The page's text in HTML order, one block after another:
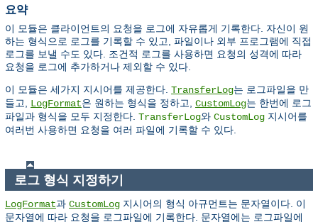
요약
이 모듈은 클라이언트의 요청을 로그에 자유롭게 기록한다. 자신이 원
하는 형식으로 로그를 기록할 수 있고, 파일이나 외부 프로그램에 직접
로그를 보낼 수도 있다. 조건적 로그를 사용하면 요청의 성격에 따라
요청을 로그에 추가하거나 제외할 수 있다.
이 모듈은 세가지 지시어를 제공한다. TransferLog는 로그파일을 만
들고, LogFormat은 원하는 형식을 정하고, CustomLog는 한번에 로그
파일과 형식을 모두 지정한다. TransferLog와 CustomLog 지시어를
여러번 사용하면 요청을 여러 파일에 기록할 수 있다.
로그 형식 지정하기
LogFormat과 CustomLog 지시어의 형식 아규먼트는 문자열이다. 이
문자열에 따라 요청을 로그파일에 기록한다. 문자열에는 로그파일에